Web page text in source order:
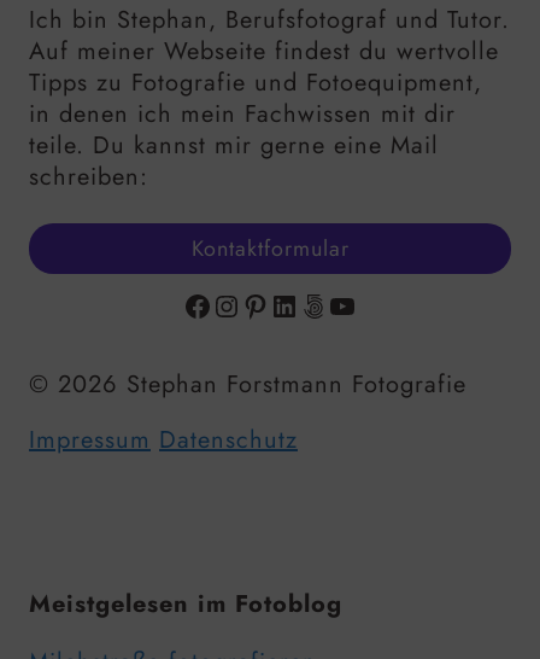
Ich bin Stephan, Berufsfotograf und Tutor.
Auf meiner Webseite findest du wertvolle
Tipps zu Fotografie und Fotoequipment,
in denen ich mein Fachwissen mit dir
teile. Du kannst mir gerne eine Mail
schreiben:
Kontaktformular
Facebook
Instagram
Pinterest
LinkedIn
500px
YouTube
© 2026 Stephan Forstmann Fotografie
Impressum Datenschutz
Meistgelesen im Fotoblog